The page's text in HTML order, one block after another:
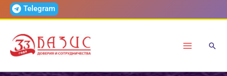
ПерейтиTelegram